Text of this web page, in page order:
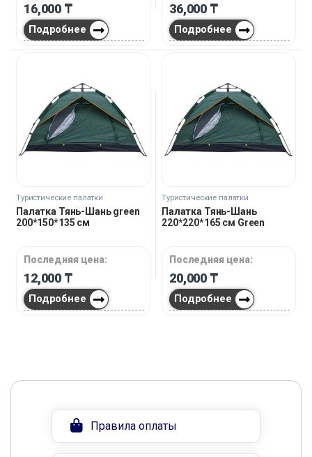
16,000 ₸
Подробнее
36,000 ₸
Подробнее
Туристические палатки
Палатка Тянь-Шань green
200*150*135 см
Последняя цена:
12,000 ₸
Подробнее
Туристические палатки
Палатка Тянь-Шань
220*220*165 см Green
Последняя цена:
20,000 ₸
Подробнее
Правила оплаты